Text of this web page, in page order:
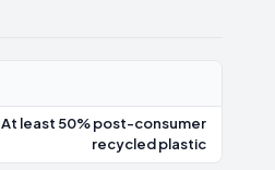
At least 50% post-consumer
recycled plastic